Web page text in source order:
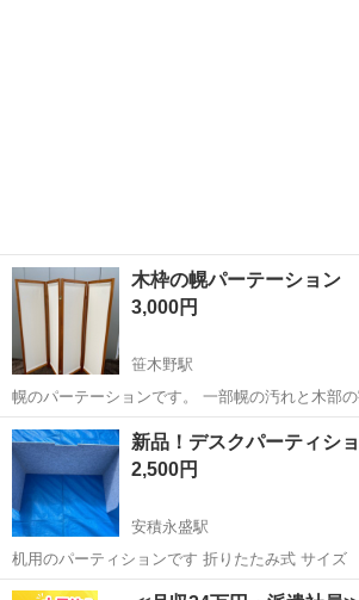
木枠の幌パーテーション
3,000円
笹木野駅
幌のパーテーションです。 一部幌の汚れと木部
開け閉めに問題ありません。 高さ150 一面の幅44
福島 福島市 笹木野駅 オフィス用家具
新品！デスクパーティシ
2,500円
安積永盛駅
机用のパーティションです 折りたたみ式 サイ
はフェルトのような素材 定価は6000
福島 郡山市 安積永盛駅 オフィス用